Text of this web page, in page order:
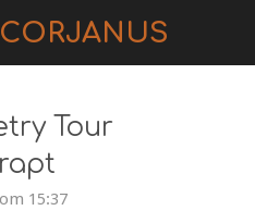
Tour
15:37